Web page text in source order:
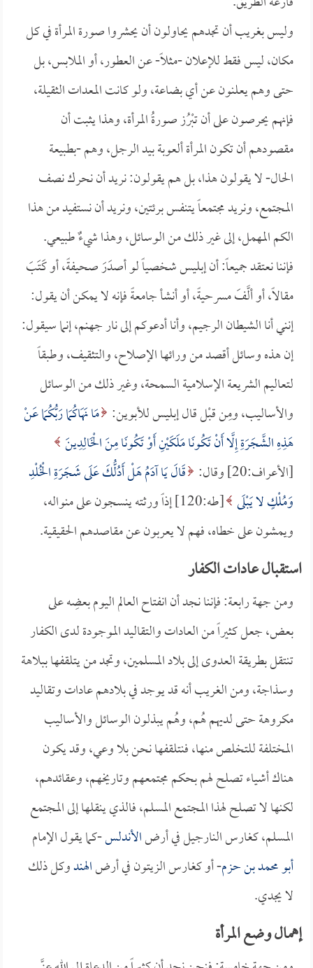
وليس بغريب أن تجدهم يحاولون أن يحشروا صورة المرأة في كل
مكان، ليس فقط للإعلان -مثلاً- عن العطور، أو الملابس، بل
حتى وهم يعلنون عن أي بضاعة، ولو كانت المعدات الثقيلة،
فإنهم يحرصون على أن تبْرُز صورةُ المرأة، وهذا يثبت أن
مقصودهم أن تكون المرأة ألعوبة بيد الرجل، وهم -بطبيعة
الحال- لا يقولون هذا، بل هم يقولون: نريد أن نحرك نصف
المجتمع، ونريد مجتمعاً يتنفس برئتين، ونريد أن نستفيد من هذا
الكم المهمل، إلى غير ذلك من الوسائل، وهذا شيءٌ طبيعي.
فإننا نعتقد جميعاً: أن إبليس شخصياً لو أصدَرَ صحيفةً، أو كَتَبَ
مقالاً، أو ألَّفَ مسرحيةً، أو أنشأ جامعةً فإنه لا يمكن أن يقول:
إنني أنا الشيطان الرجيم، وأنا أدعوكم إلى نار جهنم، إنما سيقول:
إن هذه وسائل أقصد من ورائها الإصلاح، والتثقيف، وطبقاً
لتعاليم الشريعة الإسلامية السمحة، وغير ذلك من الوسائل
والأساليب، ومِن قبْل قال إبليس للأبوين: مَا نَهَاكُمَا رَبُّكُمَا عَنْ
هَذِهِ الشَّجَرَةِ إِلَّا أَنْ تَكُونَا مَلَكَيْنِ أَوْ تَكُونَا مِنَ الْخَالِدِينَ
[الأعراف:20] وقال:
قَالَ يَا آدَمُ هَلْ أَدُلُّكَ عَلَى شَجَرَةِ الْخُلْدِ
وَمُلْكٍ لا يَبْلَى
[طه:120] إذاً ورثته ينسجون على منواله،
ويمشون على خطاه، فهم لا يعربون عن مقاصدهم الحقيقية.
استقبال عادات الكفار
ومن جهة رابعة: فإننا نجد أن انفتاح العالم اليوم بعضِه على
بعض، جعل كثيراً من العادات والتقاليد الموجودة لدى الكفار
تنتقل بطريقة العدوى إلى بلاد المسلمين، وتجد من يتلقفها ببلاهة
وسذاجة، ومن الغريب أنه قد يوجد في بلادهم عادات وتقاليد
مكروهة حتى لديهم هُم، وهُم يبذلون الوسائل والأساليب
المختلفة للتخلص منها، فنتلقفها نحن بلا وعي، وقد يكون
هناك أشياء تصلح لهم بحكم مجتمعهم وتاريخهم، وعقائدهم،
لكنها لا تصلح لهذا المجتمع المسلم، فالذي ينقلها إلى المجتمع
المسلم، كغارس النارجيل في أرضالأندلس-كما يقول الإمام
أبو محمد بن حزم- أو كغارس الزيتون في أرضالهندوكل ذلك
لا يجدي.
إهمال وضع المرأة